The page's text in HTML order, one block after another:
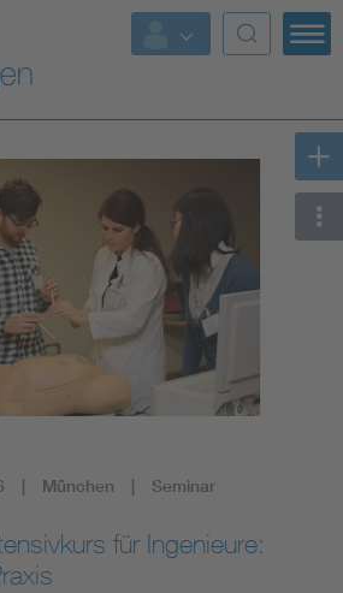
München Seminar
für Ingenieure: